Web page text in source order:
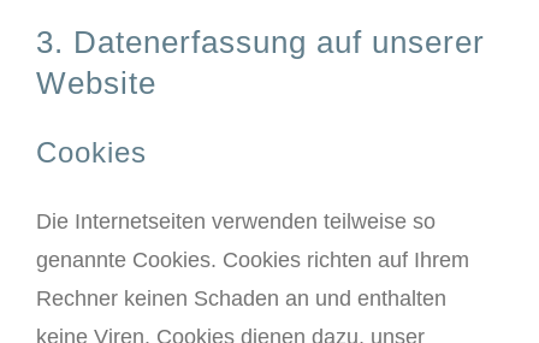
3. Datenerfassung auf unserer
Website
Cookies
Die Internetseiten verwenden teilweise so
genannte Cookies. Cookies richten auf Ihrem
Rechner keinen Schaden an und enthalten
keine Viren. Cookies dienen dazu, unser